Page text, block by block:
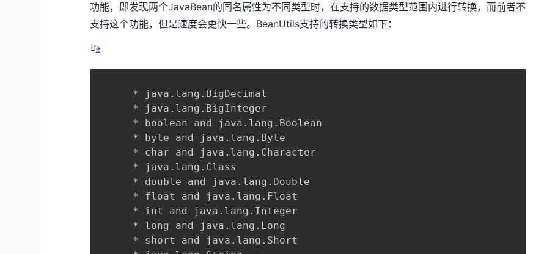
功能，即发现两个JavaBean的同名属性为不同类型时，在支持的数据类型范围内进行转换，而前者不
支持这个功能，但是速度会更快一些。BeanUtils支持的转换类型如下：
      * java.lang.BigDecimal
      * java.lang.BigInteger
      * boolean and java.lang.Boolean
      * byte and java.lang.Byte
      * char and java.lang.Character
      * java.lang.Class
      * double and java.lang.Double
      * float and java.lang.Float
      * int and java.lang.Integer
      * long and java.lang.Long
      * short and java.lang.Short